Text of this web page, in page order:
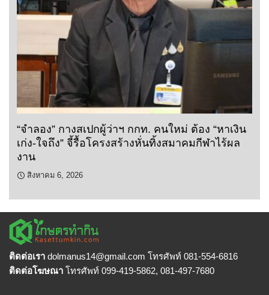
“จำลอง” กางสเปกผู้ว่าฯ กกท. คนใหม่ ต้อง “หาเงิน
เก่ง-ใจถึง” จี้รื้อโครงสร้างหั่นทิ้งสมาคมกีฬาไร้ผล
งาน
สิงหาคม 6, 2026
ติดต่อเรา dolmanus14@gmail.com โทรศัพท์ 081-554-6816
ติดต่อโฆษณา โทรศัพท์ 099-419-5862, 081-497-7680